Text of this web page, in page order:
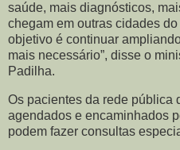
saúde, mais diagnósticos,
chegam em outras cidades
objetivo é continuar
mais necessário”, disse o
Padilha.
Os pacientes da rede pública
agendados e encaminhados
podem fazer consultas